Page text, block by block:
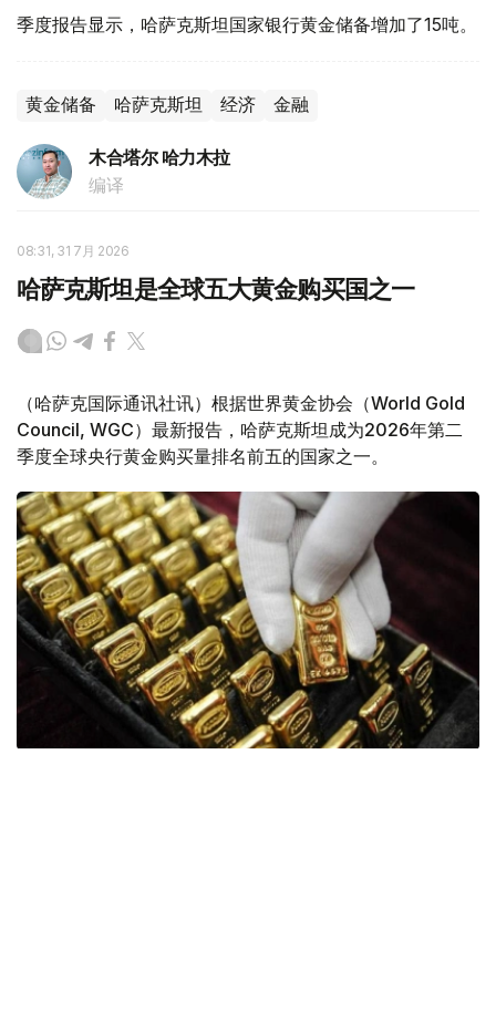
季度报告显示，哈萨克斯坦国家银行黄金储备增加了15吨。
黄金储备 哈萨克斯坦 经济 金融
木合塔尔 哈力木拉
编译
08:31, 31 7月 2026
哈萨克斯坦是全球五大黄金购买国之一
（哈萨克国际通讯社讯）根据世界黄金协会（World Gold
Council, WGC）最新报告，哈萨克斯坦成为2026年第二
季度全球央行黄金购买量排名前五的国家之一。